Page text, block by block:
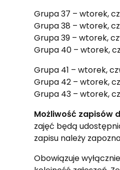
Grupa 37 – wtorek,
Grupa 38 – wtorek,
Grupa 39 – wtorek,
Grupa 40 – wtorek,
Grupa 41 – wtorek,
Grupa 42 – wtorek,
Grupa 43 – wtorek,
Możliwość zapisów
zajęć będą
zapisu należy
Obowiązuje